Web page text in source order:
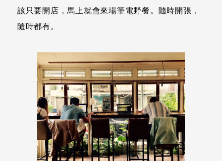
該只要開店，馬上就會來場筆電野餐。隨時開張，
隨時都有。